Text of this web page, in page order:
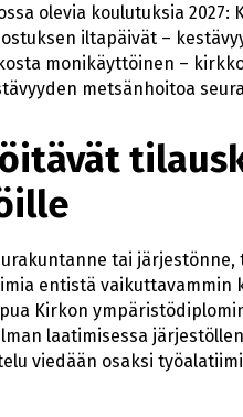
olevia koulutuksia
iltapäivät –
monikäyttöinen –
metsänhoitoa
tai
entistä vaikuttavammin
Kirkon
laatimisessa
viedään osaksi